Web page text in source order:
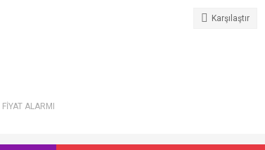
FİYAT ALARMI
Karşılaştır